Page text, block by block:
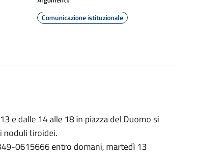
Comunicazione istituzionale
e dalle 14 alle 18 in piazza del Duomo si
noduli tiroidei.
0615666 entro domani, martedì 13